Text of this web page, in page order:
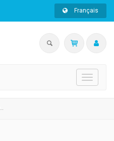
Français
Toggle